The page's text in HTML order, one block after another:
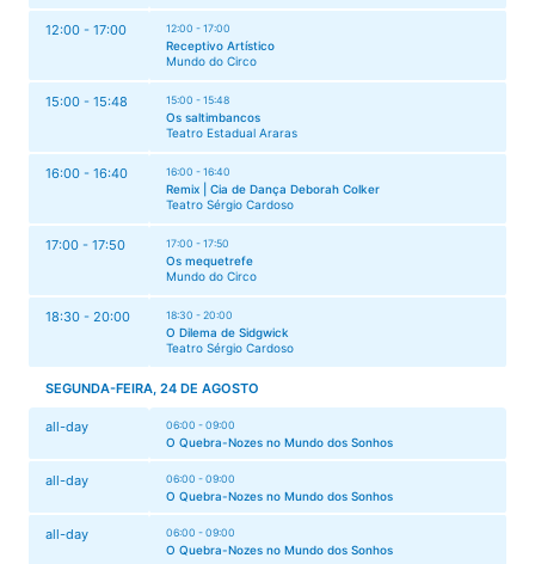
12:00 - 17:00 12:00 - 17:00
Receptivo Artístico
Mundo do Circo
15:00 - 15:48 15:00 - 15:48
Os saltimbancos
Teatro Estadual Araras
16:00 - 16:40 16:00 - 16:40
Remix | Cia de Dança Deborah Colker
Teatro Sérgio Cardoso
17:00 - 17:50 17:00 - 17:50
Os mequetrefe
Mundo do Circo
18:30 - 20:00 18:30 - 20:00
O Dilema de Sidgwick
Teatro Sérgio Cardoso
SEGUNDA-FEIRA, 24 DE AGOSTO
all-day 06:00 - 09:00
O Quebra-Nozes no Mundo dos Sonhos
all-day 06:00 - 09:00
O Quebra-Nozes no Mundo dos Sonhos
all-day 06:00 - 09:00
O Quebra-Nozes no Mundo dos Sonhos